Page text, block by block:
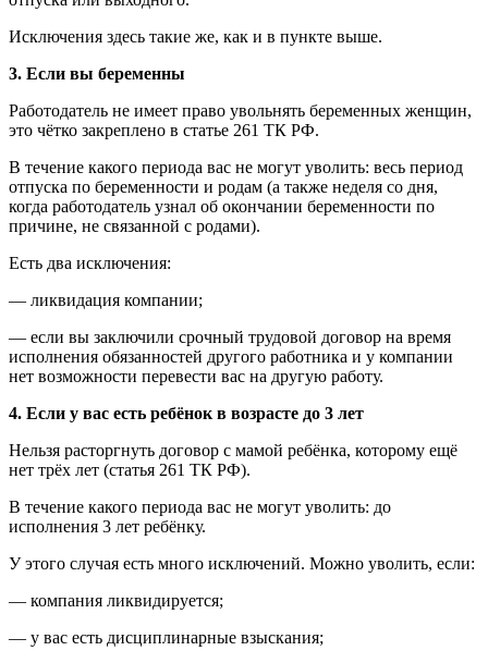
Исключения здесь такие же, как и в пункте выше.
3. Если вы беременны
Работодатель не имеет право увольнять беременных женщин,
это чётко закреплено в статье 261 ТК РФ.
В течение какого периода вас не могут уволить: весь период
отпуска по беременности и родам (а также неделя со дня,
когда работодатель узнал об окончании беременности по
причине, не связанной с родами).
Есть два исключения:
— ликвидация компании;
— если вы заключили срочный трудовой договор на время
исполнения обязанностей другого работника и у компании
нет возможности перевести вас на другую работу.
4. Если у вас есть ребёнок в возрасте до 3 лет
Нельзя расторгнуть договор с мамой ребёнка, которому ещё
нет трёх лет (статья 261 ТК РФ).
В течение какого периода вас не могут уволить: до
исполнения 3 лет ребёнку.
У этого случая есть много исключений. Можно уволить, если:
— компания ликвидируется;
— у вас есть дисциплинарные взыскания;